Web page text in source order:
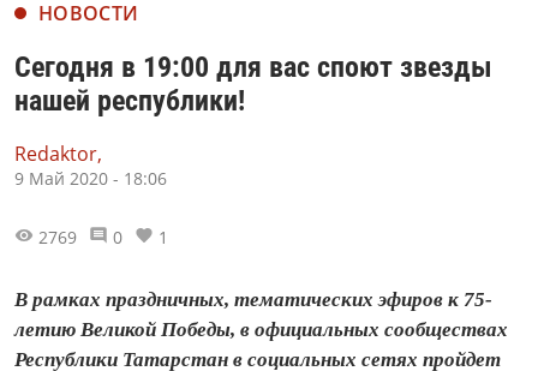
НОВОСТИ
Сегодня в 19:00 для вас споют звезды
нашей республики!
Redaktor,
9 Май 2020 - 18:06
2769 0 1
В рамках праздничных, тематических эфиров к 75-
летию Великой Победы, в официальных сообществах
Республики Татарстан в социальных сетях пройдет